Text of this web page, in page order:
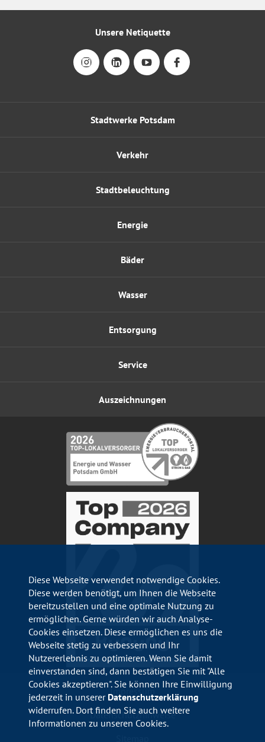
Stadtwerke Potsdam
Energie
Wasser
Verkehr
Bäder
Entsorgung
Stadtbeleuchtung
Service
Auszeichnungen
Unsere Netiquette
Impressum
Datenschutzhinweise
Diese Webseite verwendet notwendige Cookies.
Diese werden benötigt, um Ihnen die Webseite
bereitzustellen und eine optimale Nutzung zu
ermöglichen. Gerne würden wir auch Analyse-
Cookies einsetzen. Diese ermöglichen es uns die
Webseite stetig zu verbessern und Ihr
Nutzererlebnis zu optimieren. Wenn Sie damit
einverstanden sind, dann bestätigen Sie mit "Alle
Cookies akzeptieren". Sie können Ihre Einwilligung
jederzeit in unserer Datenschutzerklärung
widerrufen. Dort finden Sie auch weitere
Informationen zu unseren Cookies.